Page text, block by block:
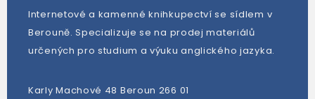
Internetové a kamenné knihkupectví se sídlem v
Berouně. Specializuje se na prodej materiálů
určených pro studium a výuku anglického jazyka.
Karly Machové 48 Beroun 266 01